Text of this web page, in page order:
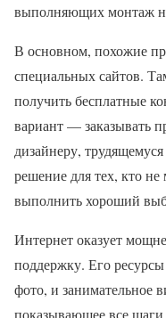
выполняющих монтаж
В основном, похожие
специальных сайтов.
получить бесплатные
вариант — заказывать
дизайнеру,
решение для тех, кто
выполнить хороший
Интернет оказует
поддержку. Его
фото, и занимательное
показывающее все